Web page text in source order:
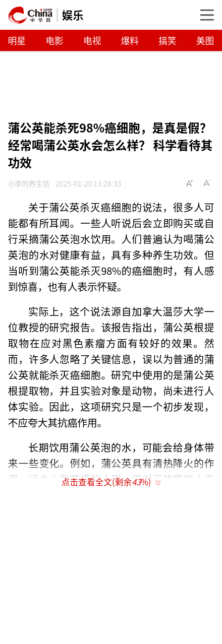
娱乐
明星 电影 电视 爆料 搞笑 美图
蒲公英能杀死98%癌细胞，是真是假？
经常喝蒲公英水会怎么样？ 科学看待其
功效
小李的养生坊 2025-01-20 13:28:33
关于蒲公英杀灭癌细胞的说法，很多人可
能都有所耳闻。一些人听说后会立即购买或自
行采摘蒲公英泡水饮用。人们普遍认为喝蒲公
英泡的水对健康有益，具有多种养生功效。但
当听到蒲公英能杀灭98%的癌细胞时，有人感
到惊喜，也有人表示怀疑。
实际上，这个说法源自加拿大温莎大学一
位教授的研究报告。该报告指出，蒲公英根提
取物在应对黑色素瘤方面有较好的效果。然
而，许多人忽略了关键信息，误以为普通的蒲
公英就能杀灭癌细胞。研究中使用的是蒲公英
根提取物，并且实验对象是动物，尚未进行人
体实验。因此，这项研究只是一个初步发现，
不应夸大其抗癌作用。
长期饮用蒲公英泡的水，可能会给身体带
来一些变化。例如，蒲公英具有清热降火的作
用，适合火气旺盛的人群。但对于体寒的人来
点击查看全文(剩余43%)